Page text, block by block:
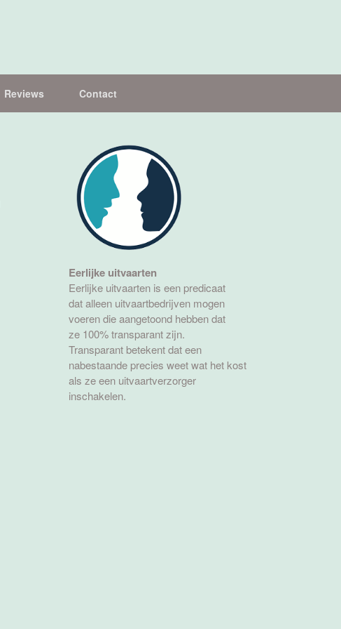
Reviews Contact
Eerlijke uitvaarten
Eerlijke uitvaarten is een predicaat
dat alleen uitvaartbedrijven mogen
voeren die aangetoond hebben dat
ze 100% transparant zijn.
Transparant betekent dat een
nabestaande precies weet wat het kost
als ze een uitvaartverzorger
inschakelen.